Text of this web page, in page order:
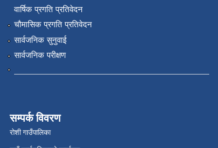
वार्षिक प्रगति प्रतिवेदन
चौमासिक प्रगति प्रतिवेदन
सार्वजनिक सुनुवाई
सार्वजनिक परीक्षण
सम्पर्क विवरण
रोशी गाउँपालिका